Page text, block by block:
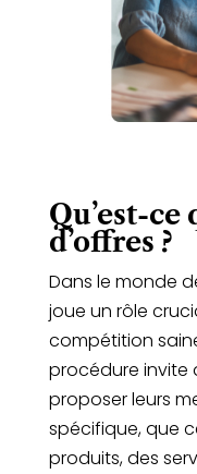
Qu’est-ce
d’offres ?
Dans le monde
joue un rôle
compétition
procédure invite
proposer leurs
spécifique, que
produits, des